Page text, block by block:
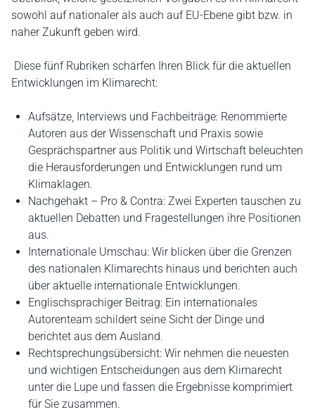
sowohl auf nationaler als auch auf EU-Ebene gibt bzw. in
naher Zukunft geben wird.
Diese fünf Rubriken schärfen Ihren Blick für die aktuellen
Entwicklungen im Klimarecht:
Aufsätze, Interviews und Fachbeiträge: Renommierte
Autoren aus der Wissenschaft und Praxis sowie
Gesprächspartner aus Politik und Wirtschaft beleuchten
die Herausforderungen und Entwicklungen rund um
Klimaklagen.
Nachgehakt – Pro & Contra: Zwei Experten tauschen zu
aktuellen Debatten und Fragestellungen ihre Positionen
aus.
Internationale Umschau: Wir blicken über die Grenzen
des nationalen Klimarechts hinaus und berichten auch
über aktuelle internationale Entwicklungen.
Englischsprachiger Beitrag: Ein internationales
Autorenteam schildert seine Sicht der Dinge und
berichtet aus dem Ausland.
Rechtsprechungsübersicht: Wir nehmen die neuesten
und wichtigen Entscheidungen aus dem Klimarecht
unter die Lupe und fassen die Ergebnisse komprimiert
für Sie zusammen.